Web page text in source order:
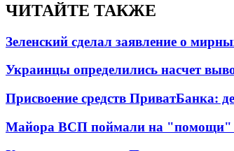
ЧИТАЙТЕ ТАКЖЕ
Зеленский сделал заявление о
Украинцы определились насчет
Присвоение средств ПриватБанка:
Майора ВСП поймали на "помощи"